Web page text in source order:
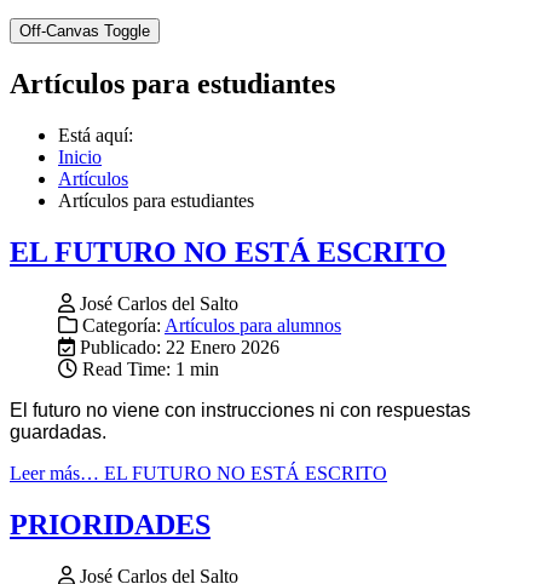
Off-Canvas Toggle
Artículos para estudiantes
Está aquí:
Inicio
Artículos
Artículos para estudiantes
EL FUTURO NO ESTÁ ESCRITO
José Carlos del Salto
Categoría: Artículos para alumnos
Publicado: 22 Enero 2026
Read Time: 1 min
El futuro no viene con instrucciones ni con respuestas
guardadas.
Leer más… EL FUTURO NO ESTÁ ESCRITO
PRIORIDADES
José Carlos del Salto